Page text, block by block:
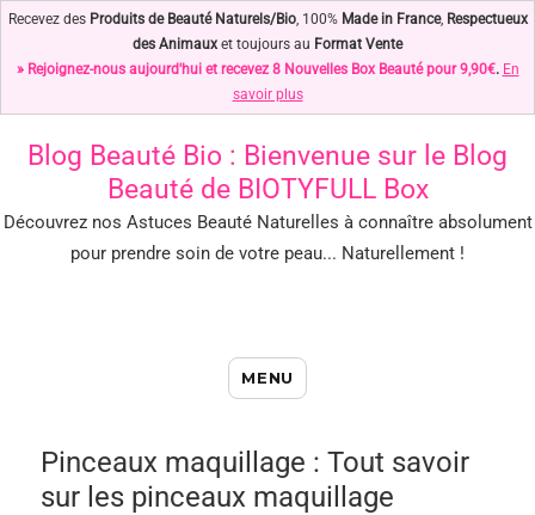
Recevez des Produits de Beauté Naturels/Bio, 100% Made in France, Respectueux
des Animauxet toujours au Format Vente
» Rejoignez-nous aujourd'hui et recevez 8 Nouvelles Box Beauté pour 9,90€. En
savoir plus
Blog Beauté Bio : Bienvenue sur le Blog
Beauté de BIOTYFULL Box
Découvrez nos Astuces Beauté Naturelles à connaître absolument
pour prendre soin de votre peau... Naturellement !
Blog Beauté Bio : Notre Top des
Astuces Beauté Naturelles !
MENU
Pinceaux maquillage : Tout savoir
sur les pinceaux maquillage